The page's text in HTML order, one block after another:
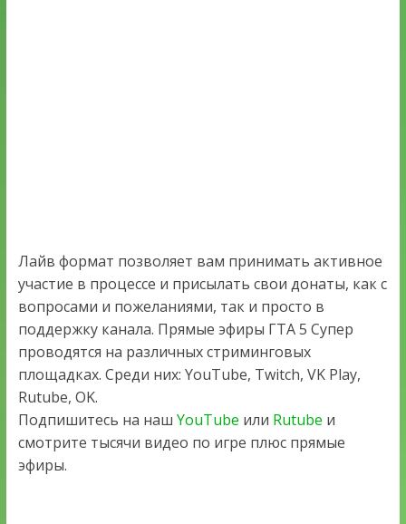
Лайв формат позволяет вам принимать активное
участие в процессе и присылать свои донаты, как с
вопросами и пожеланиями, так и просто в
поддержку канала. Прямые эфиры ГТА 5 Супер
проводятся на различных стриминговых
площадках. Среди них: YouTube, Twitch, VK Play,
Rutube, OK.
Подпишитесь на наш YouTube или Rutube и
смотрите тысячи видео по игре плюс прямые
эфиры.